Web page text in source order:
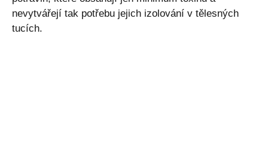
nevytvářejí tak potřebu jejich izolování v tělesných
tucích.